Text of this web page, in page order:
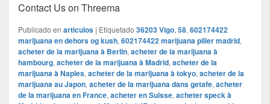
Contact Us on Threema
Publicado en articulos | Etiquetado 36203 Vigo, 58, 602174422
marijuana en dehors og kush, 602174422 marijuana pilier madrid,
acheter de la marijuana à Berlin, acheter de la marijuana à
hambourg, acheter de la marijuana à Madrid, acheter de la
marijuana à Naples, acheter de la marijuana à tokyo, acheter de la
marijuana au Japon, acheter de la marijuana dans getafe, acheter
de la marijuana en France, acheter en Suisse, acheter speck à